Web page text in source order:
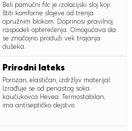
Beli pamučni filc je izolacijski sloj koji
štiti komforne slojeve od trenja
opružnim blokom. Doprinosi pravilnoj
raspodeli opterećenja. Omogućava da
se značajno produži vek trajanja
dušeka.
Prirodni lateks
Porozan, elastičan, izdržljiv materijal.
Izrađuje se od penastog soka
kaučukovca Hevea. Termostabilan,
ima antiseptičko dejstvo.